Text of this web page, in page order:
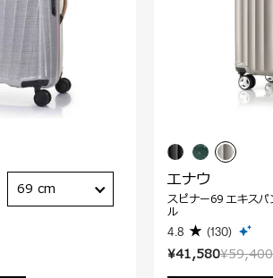
69 cm
¥59,400
¥41,580
エナウ
スピナー69 エキスパ
ル
4.8 (130)